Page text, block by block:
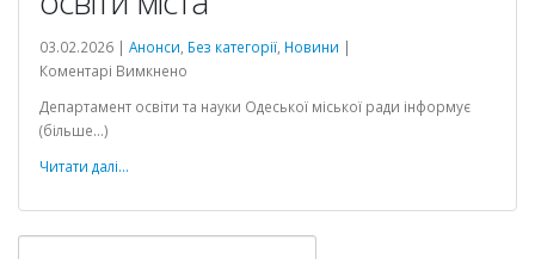
03.02.2026 | Анонси Без категорії Новини |
Коментарі Вимкнено
АУДИТ:
освіти
міста
Департамент освіти та науки Одеської міської ради інформує
(більше…)
Читати далі...